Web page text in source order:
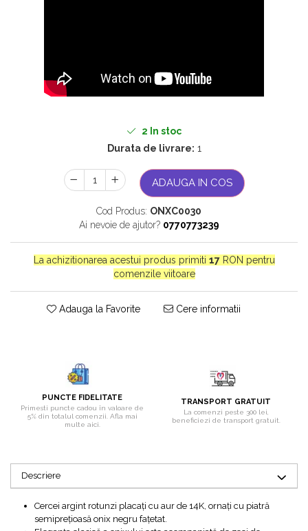
Bijuterii perle
Bijuterii piatra lunii
Bijuterii safir
Bijuterii sidef si abalone
Bijuterii smarald
Bijuterii spinel
Bijuterii tanzanit
Bijuterii topaz
Bijuterii morganit
2 In stoc
Durata de livrare: 1
ADAUGA IN COS
Cod Produs: ONXC0030
Ai nevoie de ajutor? 0770773239
La achizitionarea acestui produs primiti 17RON pentru
comenzile viitoare
Adauga la Favorite Cere informatii
PUNCTE FIDELITATE
Primesti puncte cadou în valoare de
5% din totalul comenzii. Afla mai
multe aici.
TRANSPORT GRATUIT
La comenzi peste 300 lei,
beneficiezi de transport gratuit.
Descriere
Cercei argint rotunzi placați cu aur de 14K, ornați cu piatră
semiprețioasă onix negru fațetat.